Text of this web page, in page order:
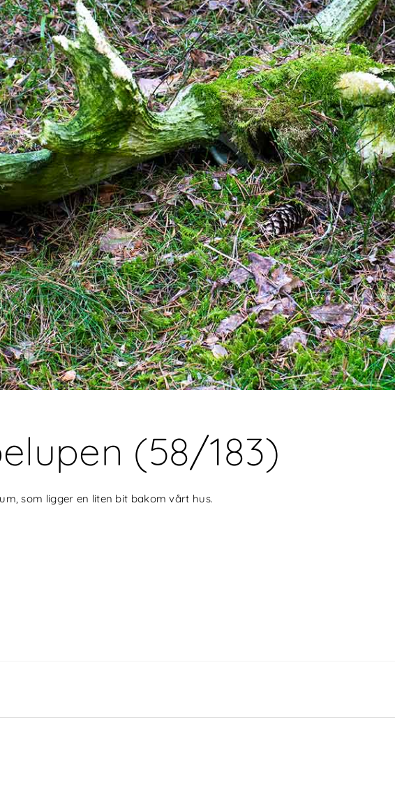
(58/183)
som ligger en liten bit bakom vårt hus.